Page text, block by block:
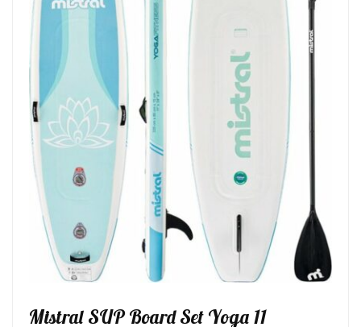
Mistral SUP Board Set Yoga 11